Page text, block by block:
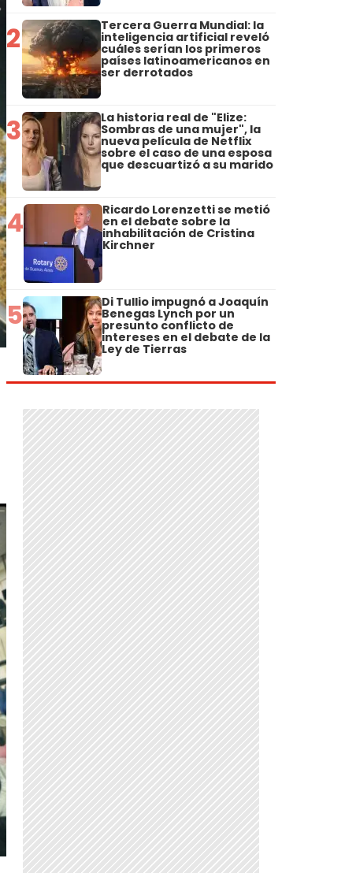
2 Tercera Guerra Mundial: la
inteligencia artificial reveló
cuáles serían los primeros
países latinoamericanos en
ser derrotados
3 La historia real de "Elize:
Sombras de una mujer", la
nueva película de Netflix
sobre el caso de una esposa
que descuartizó a su marido
4 Ricardo Lorenzetti se metió
en el debate sobre la
inhabilitación de Cristina
Kirchner
5 Di Tullio impugnó a Joaquín
Benegas Lynch por un
presunto conflicto de
intereses en el debate de la
Ley de Tierras